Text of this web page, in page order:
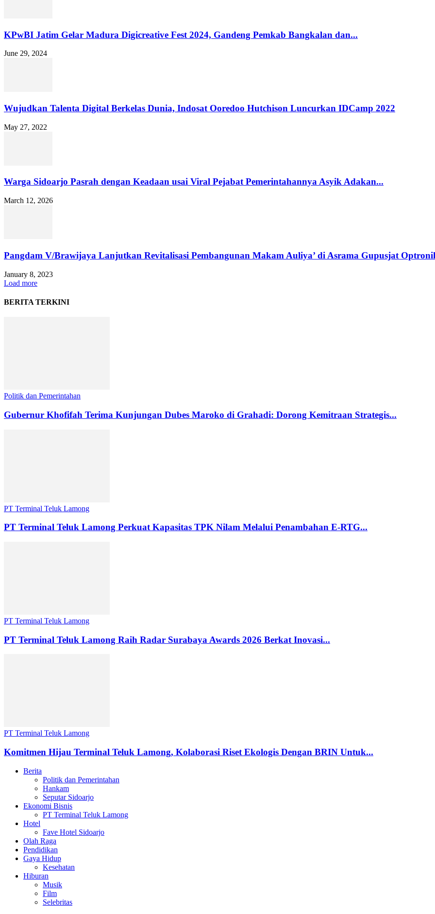
KPwBI Jatim Gelar Madura Digicreative Fest 2024, Gandeng Pemkab Bangkalan dan...
June 29, 2024
Wujudkan Talenta Digital Berkelas Dunia, Indosat Ooredoo Hutchison Luncurkan IDCamp 2022
May 27, 2022
Warga Sidoarjo Pasrah dengan Keadaan usai Viral Pejabat Pemerintahannya Asyik Adakan...
March 12, 2026
Pangdam V/Brawijaya Lanjutkan Revitalisasi Pembangunan Makam Auliya’ di Asrama Gupusjat
January 8, 2023
Load more
BERITA TERKINI
Politik dan Pemerintahan
Gubernur Khofifah Terima Kunjungan Dubes Maroko di Grahadi: Dorong Kemitraan Strategis...
PT Terminal Teluk Lamong
PT Terminal Teluk Lamong Perkuat Kapasitas TPK Nilam Melalui Penambahan E-RTG...
PT Terminal Teluk Lamong
PT Terminal Teluk Lamong Raih Radar Surabaya Awards 2026 Berkat Inovasi...
PT Terminal Teluk Lamong
Komitmen Hijau Terminal Teluk Lamong, Kolaborasi Riset Ekologis Dengan BRIN Untuk...
Berita
Politik dan Pemerintahan
Hankam
Seputar Sidoarjo
Ekonomi Bisnis
PT Terminal Teluk Lamong
Hotel
Fave Hotel Sidoarjo
Olah Raga
Pendidikan
Gaya Hidup
Kesehatan
Hiburan
Musik
Film
Selebritas